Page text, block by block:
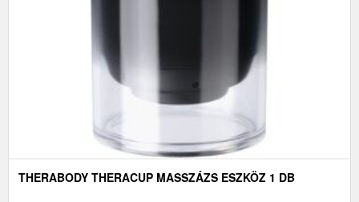
THERABODY THERACUP MASSZÁZS ESZKÖZ 1 DB